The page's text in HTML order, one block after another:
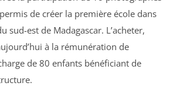
de créer la première école dans
sud-est de Madagascar. L’acheter,
à la rémunération de
de 80 enfants bénéficiant de